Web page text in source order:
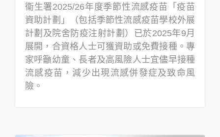
衞生署2025/26年度季節性流感疫苗「疫苗
資助計劃」（包括季節性流感疫苗學校外展
計劃及院舍防疫注射計劃）已於2025年9月
展開，合資格人士可獲資助或免費接種。專
家呼籲幼童、長者及高風險人士宜儘早接種
流感疫苗，減少出現流感併發症及致命風
險。